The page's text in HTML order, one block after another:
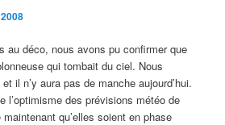
au déco, nous avons pu confirmer que
qui tombait du ciel. Nous
il n’y aura pas de manche aujourd’hui.
l’optimisme des prévisions météo de
qu’elles soient en phase